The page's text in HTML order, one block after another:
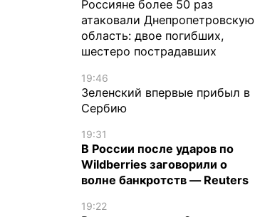
Россияне более 50 раз
атаковали Днепропетровскую
область: двое погибших,
шестеро пострадавших
19:46
Зеленский впервые прибыл в
Сербию
19:31
В России после ударов по
Wildberries заговорили о
волне банкротств — Reuters
19:22